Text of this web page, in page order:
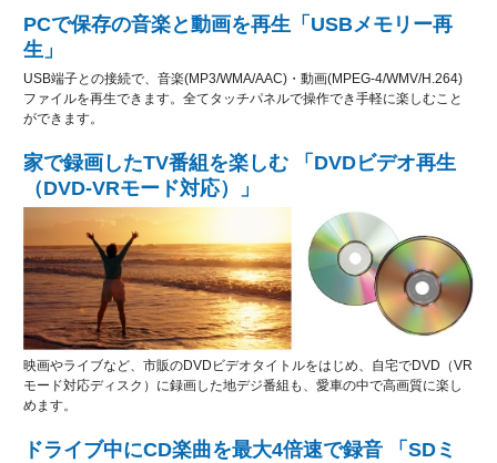
PCで保存の音楽と動画を再生「USBメモリー再
生」
USB端子との接続で、音楽(MP3/WMA/AAC)・動画(MPEG-4/WMV/H.264)
ファイルを再生できます。全てタッチパネルで操作でき手軽に楽しむこと
ができます。
家で録画したTV番組を楽しむ 「DVDビデオ再生
（DVD-VRモード対応）」
映画やライブなど、市販のDVDビデオタイトルをはじめ、自宅でDVD（VR
モード対応ディスク）に録画した地デジ番組も、愛車の中で高画質に楽し
めます。
ドライブ中にCD楽曲を最大4倍速で録音 「SDミ